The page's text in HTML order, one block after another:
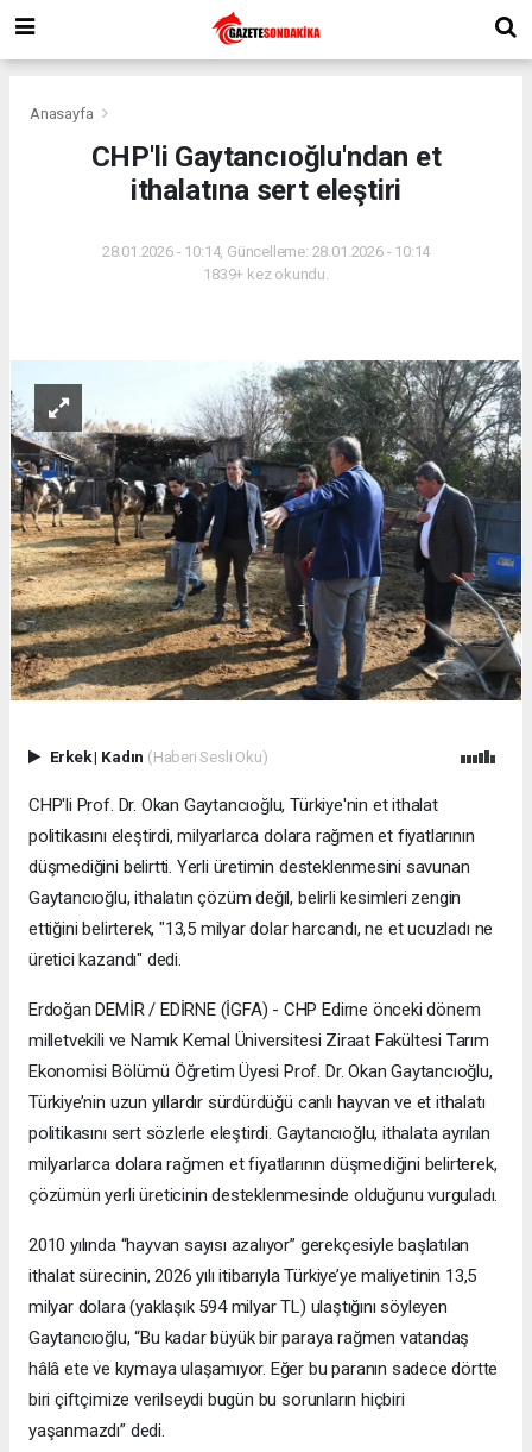
Anasayfa
CHP'li Gaytancıoğlu'ndan et
ithalatına sert eleştiri
28.01.2026 - 10:14, Güncelleme: 28.01.2026 - 10:14
1839+ kez okundu.
Erkek| Kadın (Haberi Sesli Oku)
CHP'li Prof. Dr. Okan Gaytancıoğlu, Türkiye'nin et ithalat
politikasını eleştirdi, milyarlarca dolara rağmen et fiyatlarının
düşmediğini belirtti. Yerli üretimin desteklenmesini savunan
Gaytancıoğlu, ithalatın çözüm değil, belirli kesimleri zengin
ettiğini belirterek, "13,5 milyar dolar harcandı, ne et ucuzladı ne
üretici kazandı" dedi.
Erdoğan DEMİR / EDİRNE (İGFA) - CHP Edirne önceki dönem
milletvekili ve Namık Kemal Üniversitesi Ziraat Fakültesi Tarım
Ekonomisi Bölümü Öğretim Üyesi Prof. Dr. Okan Gaytancıoğlu,
Türkiye’nin uzun yıllardır sürdürdüğü canlı hayvan ve et ithalatı
politikasını sert sözlerle eleştirdi. Gaytancıoğlu, ithalata ayrılan
milyarlarca dolara rağmen et fiyatlarının düşmediğini belirterek,
çözümün yerli üreticinin desteklenmesinde olduğunu vurguladı.
2010 yılında “hayvan sayısı azalıyor” gerekçesiyle başlatılan
ithalat sürecinin, 2026 yılı itibarıyla Türkiye’ye maliyetinin 13,5
milyar dolara (yaklaşık 594 milyar TL) ulaştığını söyleyen
Gaytancıoğlu, “Bu kadar büyük bir paraya rağmen vatandaş
hâlâ ete ve kıymaya ulaşamıyor. Eğer bu paranın sadece dörtte
biri çiftçimize verilseydi bugün bu sorunların hiçbiri
yaşanmazdı” dedi.